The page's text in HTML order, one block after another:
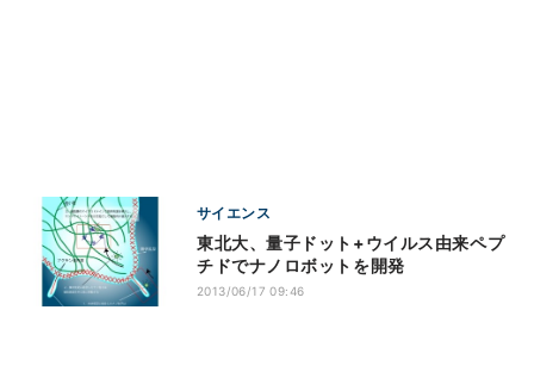
サイエンス
東北大、量子ドット+ウイルス由来ペプ
チドでナノロボットを開発
2013/06/17 09:46